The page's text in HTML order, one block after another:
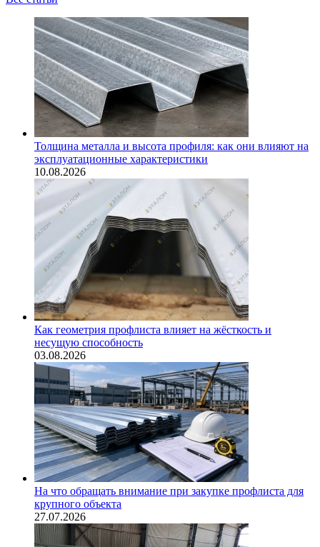
Толщина металла и высота профиля: как они влияют на
эксплуатационные характеристики
10.08.2026
Как геометрия профлиста влияет на жёсткость и
несущую способность
03.08.2026
На что обращать внимание при закупке профлиста для
крупного объекта
27.07.2026